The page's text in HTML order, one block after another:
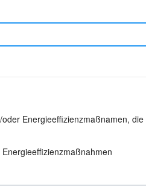
Energieeffizienzmaßnamen, die